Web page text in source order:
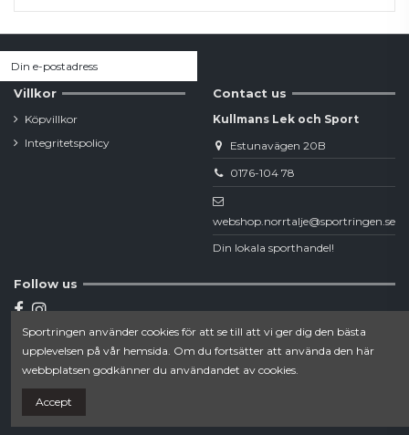
Villkor
Köpvillkor
Integritetspolicy
Contact us
Kullmans Lek och Sport
Estunavägen 20B
0176-104 78
webshop.norrtalje@sportringen.se
Din lokala sporthandel!
Follow us
Newsletter
Sportringen använder cookies för att se till att vi ger dig den bästa
upplevelsen på vår hemsida. Om du fortsätter att använda den här
webbplatsen godkänner du användandet av cookies.
Accept